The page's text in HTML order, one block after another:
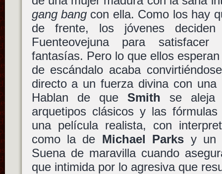
gang bang con ella. Como los hay
de frente, los jóvenes
Fuenteovejuna para
fantasías. Pero lo que ellos
de escándalo acaba
directo a un fuerza divina con una
Hablan de que Smith se aleja
arquetipos clásicos y las fórmulas
una película realista, con
como la de Michael Parks y un
Suena de maravilla cuando
que intimida por lo agresiva que